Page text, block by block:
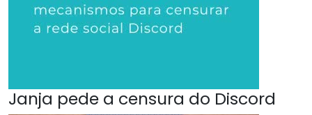
Janja pede a censura do Discord